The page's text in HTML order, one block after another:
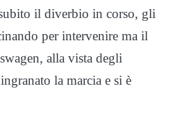
il diverbio in corso, gli
per intervenire ma il
alla vista degli
la marcia e si è